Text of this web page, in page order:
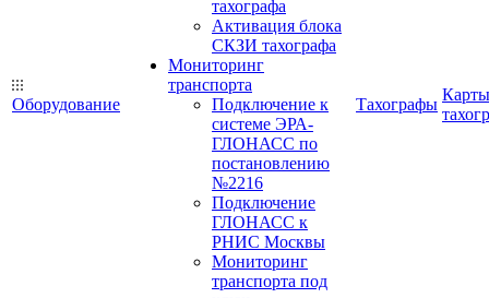
Оборудование
тахографа
Активация блока
СКЗИ тахографа
Мониторинг
транспорта
Подключение к
системе ЭРА-
ГЛОНАСС по
постановлению
№2216
Подключение
ГЛОНАСС к
РНИС Москвы
Мониторинг
транспорта под
Тахографы
Карты